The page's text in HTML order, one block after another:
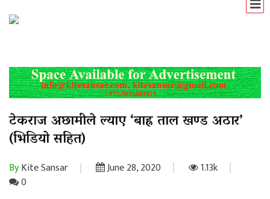
टेकराज अछामीले ल्याए ‘बाह्र ताल खण्ड अठार’
(भिडियो सहित)
ByKite Sansar June 28, 2020
1.13k
0